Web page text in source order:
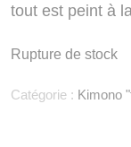
tout est peint à
Rupture de stock
Catégorie : Kimono